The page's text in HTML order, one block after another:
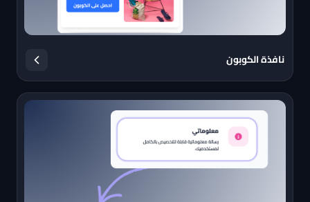
نافذة الكوبون